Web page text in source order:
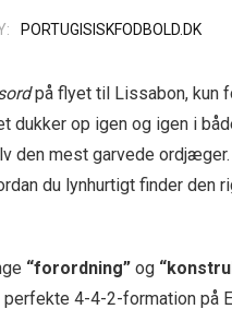
PORTUGISISKFODBOLD.DK
på flyet til Lissabon, kun
dukker op igen og igen i
den mest garvede
du lynhurtigt finder den
“forordning” og
4-4-2-formation på